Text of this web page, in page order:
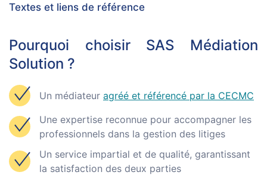
Pourquoi choisir SAS Médiation
Solution ?
Un médiateur agréé et référencé par la CECMC
Une expertise reconnue pour accompagner les
professionnels dans la gestion des litiges
Un service impartial et de qualité, garantissant
la satisfaction des deux parties
Textes et liens de référence